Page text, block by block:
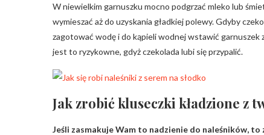
W niewielkim garnuszku mocno podgrzać mleko lub
wymieszać aż do uzyskania gładkiej polewy. Gdyby
zagotować wodę i do kąpieli wodnej wstawić garnuszek
jest to ryzykowne, gdyż czekolada lubi się przypalić.
Jak zrobić kluseczki kładzione z
Jeśli zasmakuje Wam to nadzienie do naleśników,